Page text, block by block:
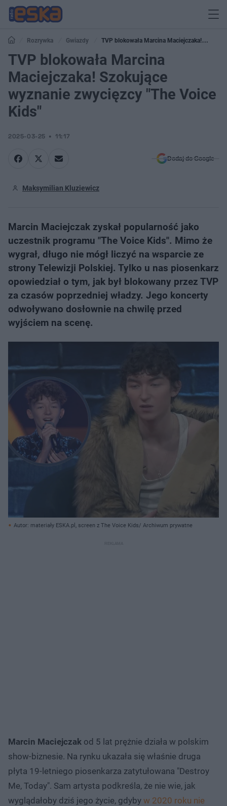
Rozrywka Gwiazdy
TVP blokowała Marcina Maciejczaka!
Szokujące wyznanie zwycięzcy "The Voice Kids"
TVP blokowała Marcina
Maciejczaka! Szokujące
wyznanie zwycięzcy "The Voice
Kids"
2025-03-25 11:17
Dodaj do Google
Maksymilian Kluziewicz
Marcin Maciejczak zyskał popularność jako
uczestnik programu "The Voice Kids". Mimo że
wygrał, długo nie mógł liczyć na wsparcie ze
strony Telewizji Polskiej. Tylko u nas piosenkarz
opowiedział o tym, jak był blokowany przez TVP
za czasów poprzedniej władzy. Jego koncerty
odwoływano dosłownie na chwilę przed
wyjściem na scenę.
Autor: materiały ESKA.pl, screen z The Voice Kids/ Archiwum prywatne
Marcin Maciejczak od 5 lat prężnie działa w polskim
show-biznesie. Na rynku ukazała się właśnie druga
płyta 19-letniego piosenkarza zatytułowana "Destroy
Me, Today". Sam artysta podkreśla, że nie wie, jak
wyglądałoby dziś jego życie, gdyby w 2020 roku nie